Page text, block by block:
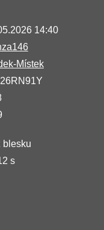
14:40
Místek
blesku
s